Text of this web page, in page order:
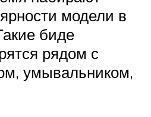
модели в
биде
рядом с
умывальником,